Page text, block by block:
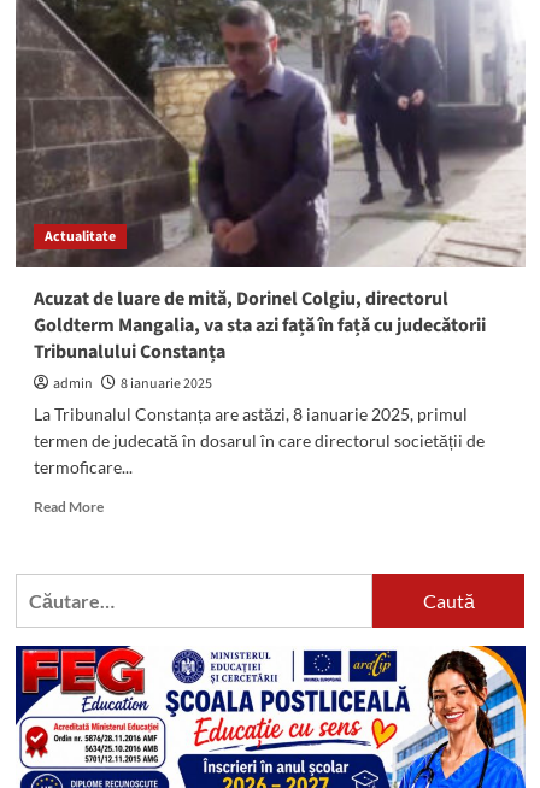
de
proces,
prima
amânare
în
dosarul
de
luare
de
al
Dorinel
Colgiu,
directorul
Goldterm
Actualitate
Acuzat de luare de mită, Dorinel Colgiu, directorul
Goldterm Mangalia, va sta azi față în față cu judecătorii
Tribunalului Constanța
admin
8 ianuarie 2025
La Tribunalul Constanța are astăzi, 8 ianuarie 2025, primul
termen de judecată în dosarul în care directorul societății de
termoficare...
Read MoreRead
Acuzat
mită,
Dorinel
Colgiu,
directorul
Goldterm
Mangalia,
Caută